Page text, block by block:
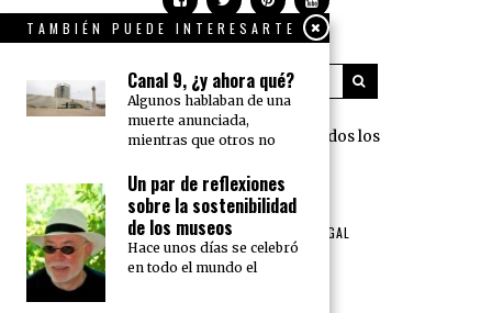
360 Grados Press © 2018 Todos los
NOSOTROS
PUBLICIDAD
TÉRMINOS DE USO Y AVISO LEGAL
POLÍTICA DE PRIVACIDAD
TAMBIÉN PUEDE INTERESARTE
Canal 9, ¿y ahora qué?
Algunos hablaban de una
muerte anunciada,
mientras que otros no
Un par de reflexiones
sobre la sostenibilidad
de los museos
Hace unos días se celebró
en todo el mundo el